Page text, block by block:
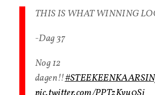
THIS IS WHAT WINNING
-Dag 37
Nog 12
dagen!!